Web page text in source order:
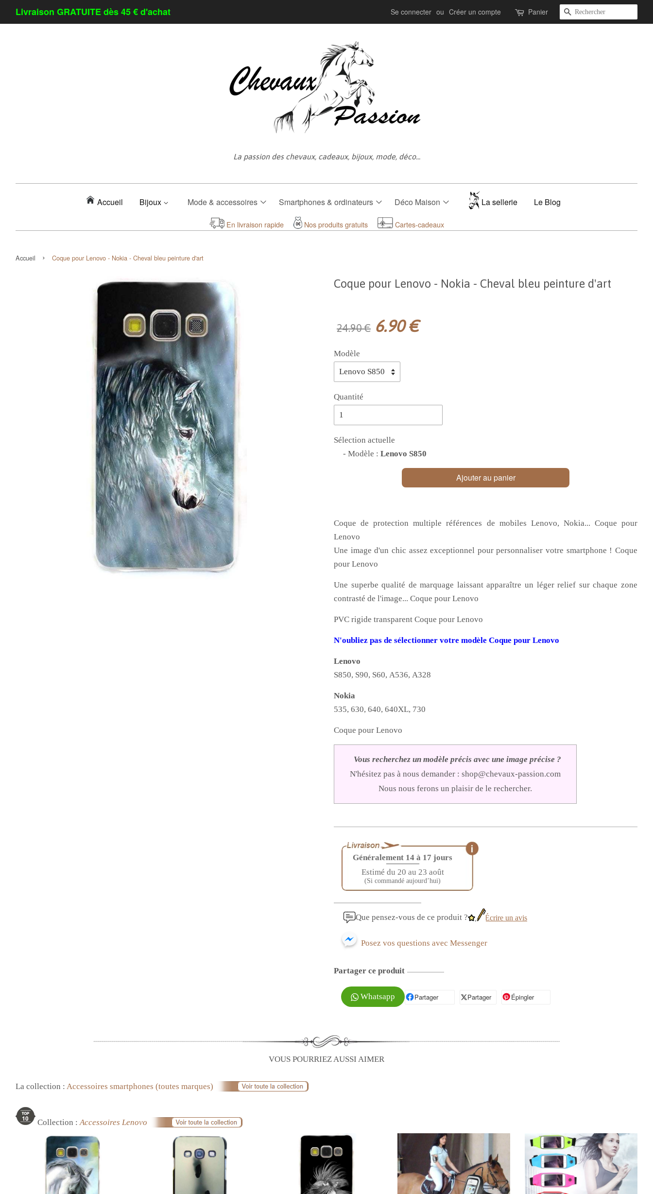
Livraison GRATUITE dès 45 € d'achat Se connecter ou Créer un compte Panier Recherche
La passion des chevaux, cadeaux, bijoux, mode, déco...
Accueil Bijoux Mode & accessoires Smartphones & ordinateurs Déco Maison La sellerie Le Blog
En livraison rapide Nos produits gratuits Cartes-cadeaux
Accueil › Coque pour Lenovo - Nokia - Cheval bleu peinture d'art
Coque pour Lenovo - Nokia - Cheval bleu peinture d'art
24.90 € 6.90 €
Modèle
Quantité
Sélection actuelle
- Modèle : Lenovo S850
Ajouter au panier
Coque de protection multiple références de mobiles Lenovo, Nokia... Coque pour
Lenovo
Une image d'un chic assez exceptionnel pour personnaliser votre smartphone ! Coque
pour Lenovo
Une superbe qualité de marquage laissant apparaître un léger relief sur chaque zone
contrasté de l'image... Coque pour Lenovo
PVC rigide transparent Coque pour Lenovo
N'oubliez pas de sélectionner votre modèle Coque pour Lenovo
Lenovo
S850, S90, S60, A536, A328
Nokia
535, 630, 640, 640XL, 730
Coque pour Lenovo
Vous recherchez un modèle précis avec une image précise ?
N'hésitez pas à nous demander : shop@chevaux-passion.com
Nous nous ferons un plaisir de le rechercher.
Généralement 14 à 17 jours
————
Estimé du 20 au 23 août
(Si commandé aujourd’hui)
Que pensez-vous de ce produit ? Écrire un avis
Posez vos questions avec Messenger
Partager ce produit
Whatsapp PartagerPartager sur Facebook
Partager
Partager sur XÉpinglerÉpingler sur Pinterest
VOUS POURRIEZ AUSSI AIMER
La collection : Accessoires smartphones (toutes marques)
Collection :Accessoires Lenovo